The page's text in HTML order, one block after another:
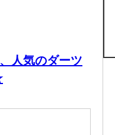
人気のダーツ